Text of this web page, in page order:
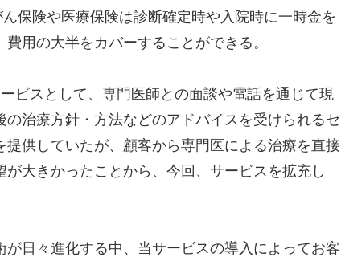
保険や医療保険は診断確定時や入院時に一時金を
用の大半をカバーすることができる。
ビスとして、専門医師との面談や電話を通じて現
治療方針・方法などのアドバイスを受けられるセ
提供していたが、顧客から専門医による治療を直接
大きかったことから、今回、サービスを拡充し
日々進化する中、当サービスの導入によってお客